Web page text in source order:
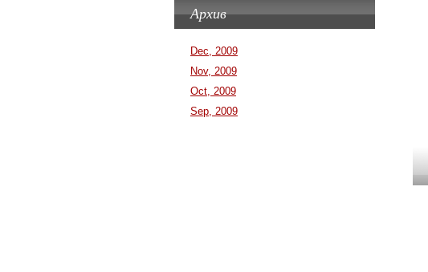
Архив
Dec, 2009
Nov, 2009
Oct, 2009
Sep, 2009